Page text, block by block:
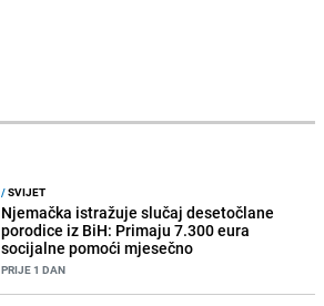
/SVIJET
Njemačka istražuje slučaj desetočlane
porodice iz BiH: Primaju 7.300 eura
socijalne pomoći mjesečno
PRIJE 1 DAN